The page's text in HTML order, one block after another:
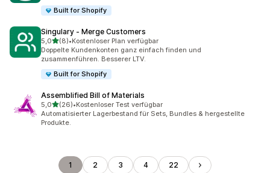
Built for Shopify
Singulary ‑ Merge Customers
5,0von 5 Sternen
(8)
8 Rezensionen insgesamt
•Kostenloser Plan verfügbar
Doppelte Kundenkonten ganz einfach finden und
zusammenführen. Besserer LTV.
Built for Shopify
Assemblified Bill of Materials
5,0von 5 Sternen
(26)
26 Rezensionen insgesamt
•Kostenloser Test verfügbar
Automatisierter Lagerbestand für Sets, Bundles & hergestellte
Produkte.
1 2 3 4 22